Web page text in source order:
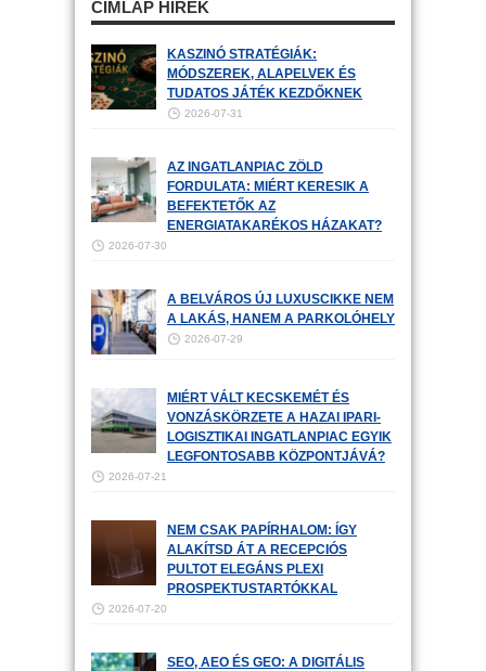
CÍMLAP HÍREK
KASZINÓ STRATÉGIÁK:
MÓDSZEREK, ALAPELVEK ÉS
TUDATOS JÁTÉK KEZDŐKNEK
2026-07-31
AZ INGATLANPIAC ZÖLD
FORDULATA: MIÉRT KERESIK A
BEFEKTETŐK AZ
ENERGIATAKARÉKOS HÁZAKAT?
2026-07-30
A BELVÁROS ÚJ LUXUSCIKKE NEM
A LAKÁS, HANEM A PARKOLÓHELY
2026-07-29
MIÉRT VÁLT KECSKEMÉT ÉS
VONZÁSKÖRZETE A HAZAI IPARI-
LOGISZTIKAI INGATLANPIAC EGYIK
LEGFONTOSABB KÖZPONTJÁVÁ?
2026-07-21
NEM CSAK PAPÍRHALOM: ÍGY
ALAKÍTSD ÁT A RECEPCIÓS
PULTOT ELEGÁNS PLEXI
PROSPEKTUSTARTÓKKAL
2026-07-20
SEO, AEO ÉS GEO: A DIGITÁLIS